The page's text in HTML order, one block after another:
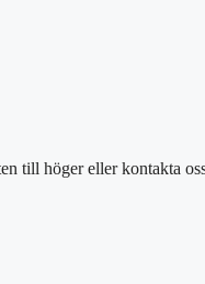
till höger eller kontakta